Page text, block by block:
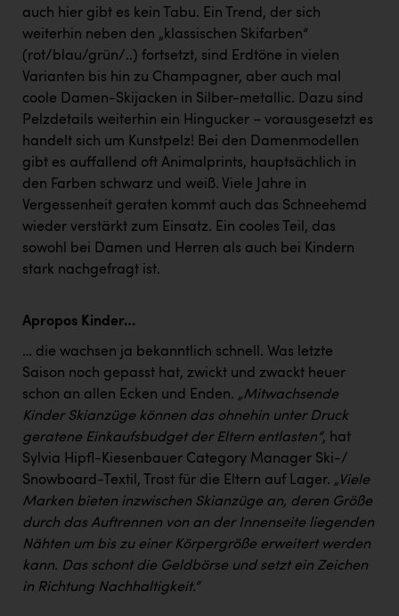
auch hier gibt es kein Tabu. Ein Trend, der sich
weiterhin neben den „klassischen Skifarben“
(rot/blau/grün/..) fortsetzt, sind Erdtöne in vielen
Varianten bis hin zu Champagner, aber auch mal
coole Damen-Skijacken in Silber-metallic. Dazu sind
Pelzdetails weiterhin ein Hingucker – vorausgesetzt es
handelt sich um Kunstpelz! Bei den Damenmodellen
gibt es auffallend oft Animalprints, hauptsächlich in
den Farben schwarz und weiß. Viele Jahre in
Vergessenheit geraten kommt auch das Schneehemd
wieder verstärkt zum Einsatz. Ein cooles Teil, das
sowohl bei Damen und Herren als auch bei Kindern
stark nachgefragt ist.
Apropos Kinder…
… die wachsen ja bekanntlich schnell. Was letzte
Saison noch gepasst hat, zwickt und zwackt heuer
schon an allen Ecken und Enden. „Mitwachsende
Kinder Skianzüge können das ohnehin unter Druck
geratene Einkaufsbudget der Eltern entlasten“, hat
Sylvia Hipfl-Kiesenbauer Category Manager Ski-/
Snowboard-Textil, Trost für die Eltern auf Lager. „Viele
Marken bieten inzwischen Skianzüge an, deren Größe
durch das Auftrennen von an der Innenseite liegenden
Nähten um bis zu einer Körpergröße erweitert werden
kann. Das schont die Geldbörse und setzt ein Zeichen
in Richtung Nachhaltigkeit.“